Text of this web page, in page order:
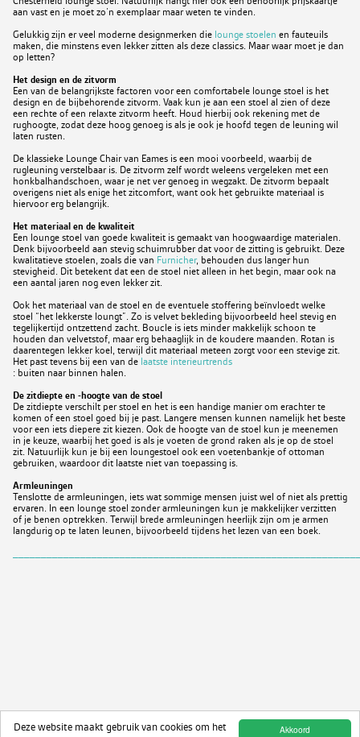
Akkoord
Deze website maakt gebruik van cookies om het
aan vast en je moet zo’n exemplaar maar weten te vinden.
Gelukkig zijn er veel moderne designmerken die lounge stoelen en fauteuils
maken, die minstens even lekker zitten als deze classics. Maar waar moet je dan
op letten?
Het design en de zitvorm
Een van de belangrijkste factoren voor een comfortabele lounge stoel is het
design en de bijbehorende zitvorm. Vaak kun je aan een stoel al zien of deze
een rechte of een relaxte zitvorm heeft. Houd hierbij ook rekening met de
rughoogte, zodat deze hoog genoeg is als je ook je hoofd tegen de leuning wil
laten rusten.
De klassieke Lounge Chair van Eames is een mooi voorbeeld, waarbij de
rugleuning verstelbaar is. De zitvorm zelf wordt weleens vergeleken met een
honkbalhandschoen, waar je net ver genoeg in wegzakt. De zitvorm bepaalt
overigens niet als enige het zitcomfort, want ook het gebruikte materiaal is
hiervoor erg belangrijk.
Het materiaal en de kwaliteit
Een lounge stoel van goede kwaliteit is gemaakt van hoogwaardige materialen.
Denk bijvoorbeeld aan stevig schuimrubber dat voor de zitting is gebruikt. Deze
kwalitatieve stoelen, zoals die van Furnicher, behouden dus langer hun
stevigheid. Dit betekent dat een de stoel niet alleen in het begin, maar ook na
een aantal jaren nog even lekker zit.
Ook het materiaal van de stoel en de eventuele stoffering beïnvloedt welke
stoel “het lekkerste loungt”. Zo is velvet bekleding bijvoorbeeld heel stevig en
tegelijkertijd ontzettend zacht. Boucle is iets minder makkelijk schoon te
houden dan velvetstof, maar erg behaaglijk in de koudere maanden. Rotan is
daarentegen lekker koel, terwijl dit materiaal meteen zorgt voor een stevige zit.
Het past tevens bij een van de laatste interieurtrends
: buiten naar binnen halen.
De zitdiepte en -hoogte van de stoel
De zitdiepte verschilt per stoel en het is een handige manier om erachter te
komen of een stoel goed bij je past. Langere mensen kunnen namelijk het beste
voor een iets diepere zit kiezen. Ook de hoogte van de stoel kun je meenemen
in je keuze, waarbij het goed is als je voeten de grond raken als je op de stoel
zit. Natuurlijk kun je bij een loungestoel ook een voetenbankje of ottoman
gebruiken, waardoor dit laatste niet van toepassing is.
Armleuningen
Tenslotte de armleuningen, iets wat sommige mensen juist wel of niet als prettig
ervaren. In een lounge stoel zonder armleuningen kun je makkelijker verzitten
of je benen optrekken. Terwijl brede armleuningen heerlijk zijn om je armen
langdurig op te laten leunen, bijvoorbeeld tijdens het lezen van een boek.